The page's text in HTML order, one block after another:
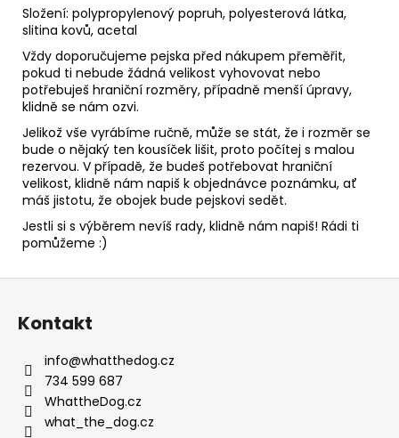
Složení: polypropylenový popruh, polyesterová látka,
slitina kovů, acetal
Vždy doporučujeme pejska před nákupem přeměřit,
pokud ti nebude žádná velikost vyhovovat nebo
potřebuješ hraniční rozměry, případně menší úpravy,
klidně se nám ozvi.
Jelikož vše vyrábíme ručně, může se stát, že i rozměr se
bude o nějaký ten kousíček lišit, proto počítej s malou
rezervou. V případě, že budeš potřebovat hraniční
velikost, klidně nám napiš k objednávce poznámku, ať
máš jistotu, že obojek bude pejskovi sedět.
Jestli si s výběrem nevíš rady, klidně nám napiš! Rádi ti
pomůžeme :)
Kontakt
info@whatthedog.cz
734 599 687
WhattheDog.cz
what_the_dog.cz